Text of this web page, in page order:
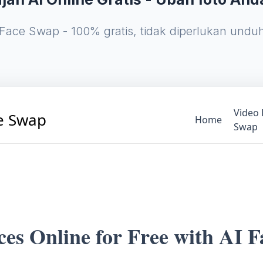
Swap - 100% gratis, tidak diperlukan